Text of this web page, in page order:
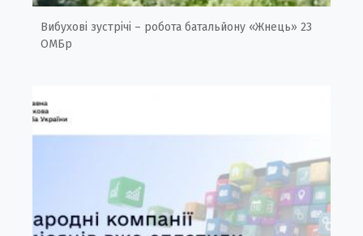
Вибухові зустрічі – робота батальйону «Жнець» 23
ОМБр